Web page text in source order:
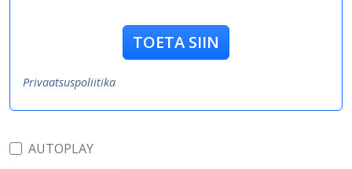
TOETA SIIN
Privaatsuspoliitika
AUTOPLAY